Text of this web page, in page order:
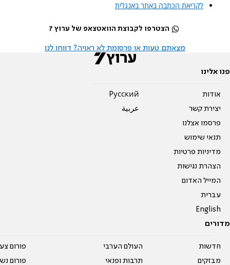
לקריאת הכתבה באתר באנגלית
הצטרפו לקבוצת הוואטצאפ של ערוץ 7
מצאתם טעות או פרסומת לא ראויה? דווחו לנו
פנו אלינו
אודות
יצירת קשר
פרסמו אצלנו
תנאי שימוש
מדיניות פרטיות
הצהרת נגישות
המייל האדום
עברית
English
Pусский
عربية
מדורים
חדשות
מבזקים
העולם הערבי
תרבות ופנאי
פורום
פורום